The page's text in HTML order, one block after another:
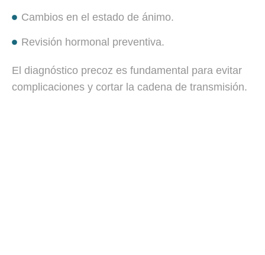
Cambios en el estado de ánimo.
Revisión hormonal preventiva.
El diagnóstico precoz es fundamental para evitar
complicaciones y cortar la cadena de transmisión.